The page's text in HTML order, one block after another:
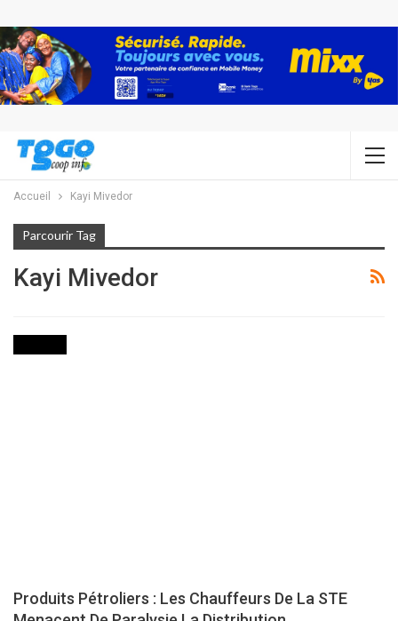
Accueil Kayi Mivedor
Parcourir Tag
Kayi Mivedor
Produits Pétroliers : Les Chauffeurs De La STE